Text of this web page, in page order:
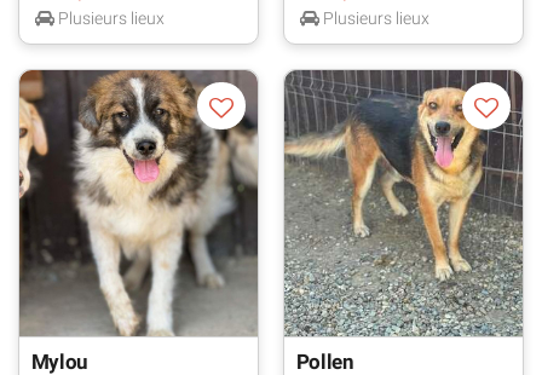
Plusieurs lieux
Plusieurs lieux
Mylou Pollen